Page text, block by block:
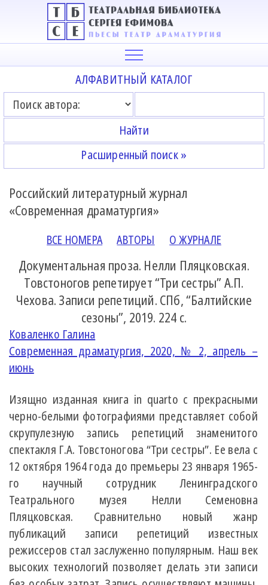
АЛФАВИТНЫЙ КАТАЛОГ
Расширенный поиск »
Российский литературный журнал
«Современная драматургия»
ВСЕ НОМЕРА АВТОРЫ О ЖУРНАЛЕ
Документальная проза. Нелли Пляцковская.
Товстоногов репетирует “Три сестры” А.П.
Чехова. Записи репетиций. СПб, “Балтийские
сезоны”, 2019. 224 с.
Коваленко Галина
Современная драматургия, 2020, № 2, апрель –
июнь
Изящно изданная книга in quarto с прекрасными
черно-белыми фотографиями представляет собой
скрупулезную запись репетиций знаменитого
спектакля Г.А. Товстоногова “Три сестры”. Ее вела c
12 октября 1964 года до премьеры 23 января 1965-
го научный сотрудник Ленинградского
Театрального музея Нелли Семеновна
Пляцковская. Сравнительно новый жанр
публикаций записи репетиций известных
режиссеров стал заслуженно популярным. Наш век
высоких технологий позволяет делать эти записи